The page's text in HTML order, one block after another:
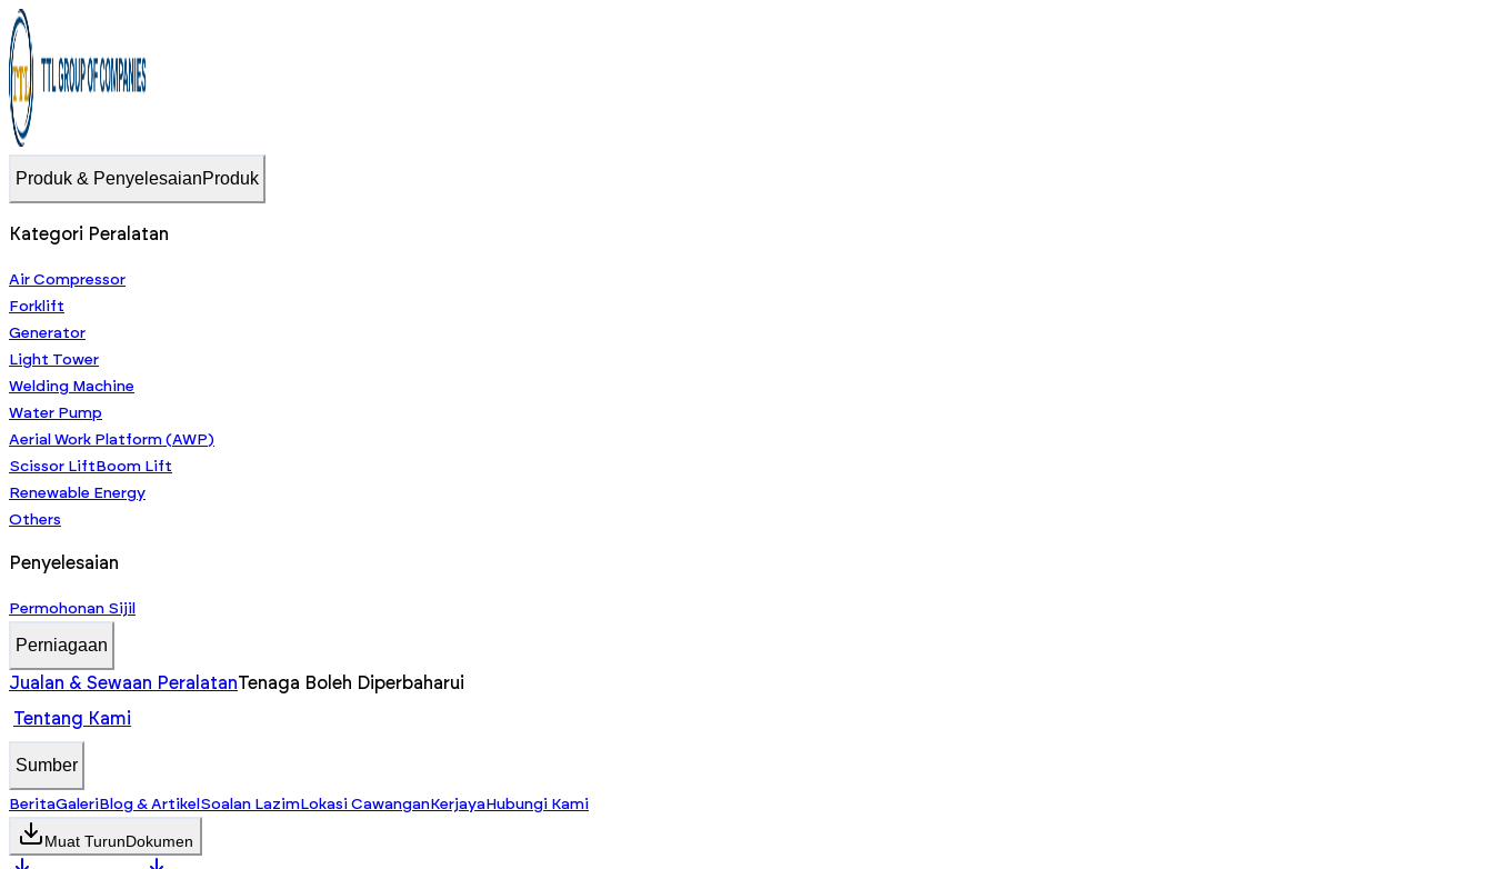
Produk & PenyelesaianProduk
Kategori Peralatan
Air Compressor
Forklift
Generator
Light Tower
Welding Machine
Water Pump
Aerial Work Platform (AWP)
Scissor Lift Boom Lift
Renewable Energy
Others
Penyelesaian
Permohonan Sijil
Perniagaan
Jualan & Sewaan PeralatanTenaga Boleh Diperbaharui
Tentang Kami
Sumber
BeritaGaleri Blog & Artikel Soalan Lazim Lokasi Cawangan Kerjaya Hubungi Kami
Muat TurunDokumen